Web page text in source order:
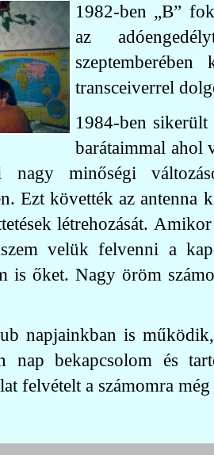
1982-ben „B”
az
transceiverrel
1984-ben sikerült
barátaimmal ahol
nagy minőségi
Ezt követték az antenna
létrehozását.
velük felvenni a
is őket. Nagy öröm
napjainkban is
nap bekapcsolom és
felvételt a számomra